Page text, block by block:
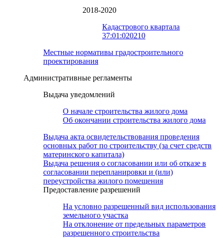
2018-2020
Кадастрового квартала
37:01:020210
Местные нормативы градостроительного
проектирования
Административные регламенты
Выдача уведомлений
О начале строительства жилого дома
Об окончании строительства жилого дома
Выдача акта освидетельствования проведения
основных работ по строительству (за счет средств
материнского капитала)
Выдача решения о согласовании или об отказе в
согласовании перепланировки и (или)
переустройства жилого помещения
Предоставление разрешений
На условно разрешенный вид использования
земельного участка
На отклонение от предельных параметров
разрешенного строительства